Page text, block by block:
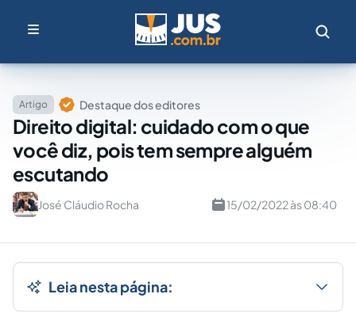
Artigo Destaque dos editores
Direito digital: cuidado com o que
você diz, pois tem sempre alguém
escutando
José Cláudio Rocha 15/02/2022 às 08:40
Leia nesta página: